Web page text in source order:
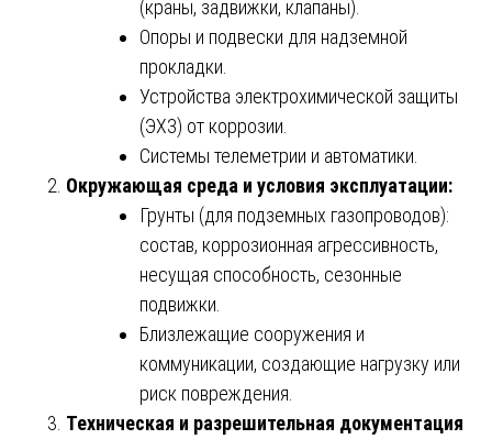
(краны, задвижки, клапаны).
Опоры и подвески для надземной
прокладки.
Устройства электрохимической защиты
(ЭХЗ) от коррозии.
Системы телеметрии и автоматики.
Окружающая среда и условия эксплуатации:
Грунты (для подземных газопроводов):
состав, коррозионная агрессивность,
несущая способность, сезонные
подвижки.
Близлежащие сооружения и
коммуникации, создающие нагрузку или
риск повреждения.
Техническая и разрешительная документация